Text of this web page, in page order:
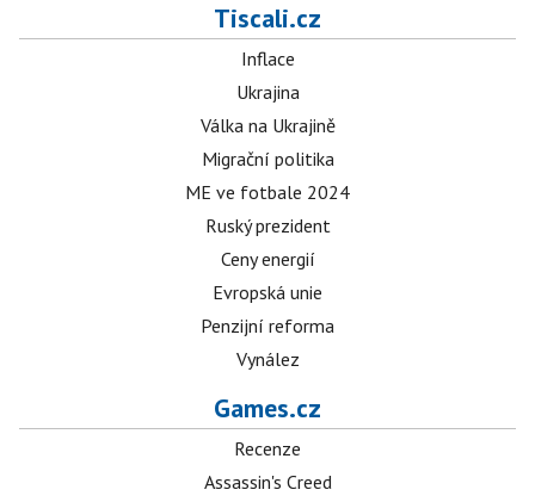
Tiscali.cz
Inflace
Ukrajina
Válka na Ukrajině
Migrační politika
ME ve fotbale 2024
Ruský prezident
Ceny energií
Evropská unie
Penzijní reforma
Vynález
Games.cz
Recenze
Assassin's Creed